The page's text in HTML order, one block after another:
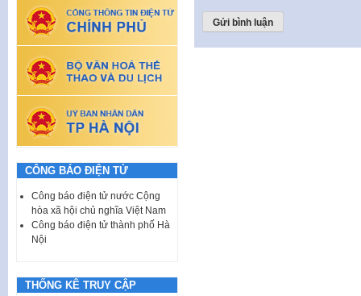
CÔNG BÁO ĐIỆN TỬ
Công báo điện tử nước Cộng
hòa xã hội chủ nghĩa Việt Nam
Công báo điện tử thành phố Hà
Nội
THỐNG KÊ TRUY CẬP